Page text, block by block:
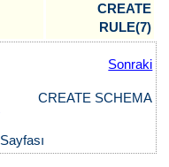
CREATE
RULE(7)
Sonraki
CREATE SCHEMA
Sayfası